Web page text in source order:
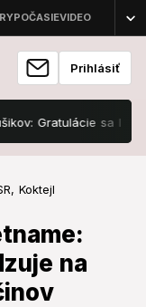
Prihlásiť
sa len hrnú!
Koktejl
na
Trest
desať